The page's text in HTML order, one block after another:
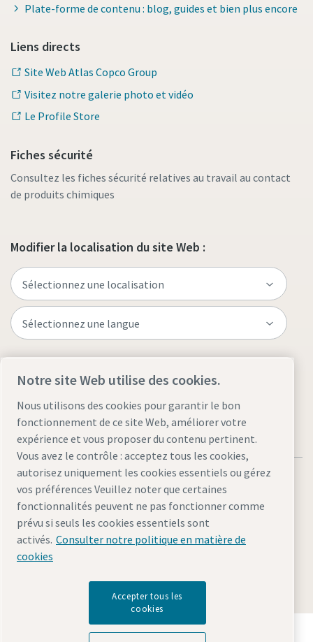
Plate-forme de contenu : blog, guides et bien plus encore
Liens directs
Site Web Atlas Copco Group
Visitez notre galerie photo et vidéo
Le Profile Store
Fiches sécurité
Consultez les fiches sécurité relatives au travail au contact
de produits chimiques
Modifier la localisation du site Web :
Mentions légales et politique de confidentialité
Gérer les cookies
© 2026 Atlas Copco
Découvrez comment le groupe Atlas Copco met en
Notre site Web utilise des cookies.
Nous utilisons des cookies pour garantir le bon
fonctionnement de ce site Web, améliorer votre
expérience et vous proposer du contenu pertinent.
Vous avez le contrôle : acceptez tous les cookies,
autorisez uniquement les cookies essentiels ou gérez
vos préférences Veuillez noter que certaines
fonctionnalités peuvent ne pas fonctionner comme
prévu si seuls les cookies essentiels sont
activés. Consulter notre politique en matière de
cookies
Accepter tous les
cookies